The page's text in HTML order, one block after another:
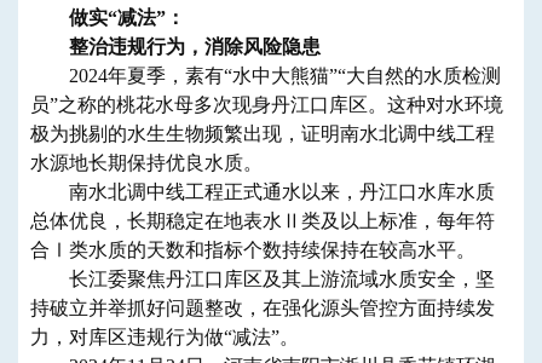
做实“减法”：
整治违规行为，消除风险隐患
2024年夏季，素有“水中大熊猫”“大自然的水质检测
员”之称的桃花水母多次现身丹江口库区。这种对水环境
极为挑剔的水生生物频繁出现，证明南水北调中线工程
水源地长期保持优良水质。
南水北调中线工程正式通水以来，丹江口水库水质
总体优良，长期稳定在地表水Ⅱ类及以上标准，每年符
合Ⅰ类水质的天数和指标个数持续保持在较高水平。
长江委聚焦丹江口库区及其上游流域水质安全，坚
持破立并举抓好问题整改，在强化源头管控方面持续发
力，对库区违规行为做“减法”。